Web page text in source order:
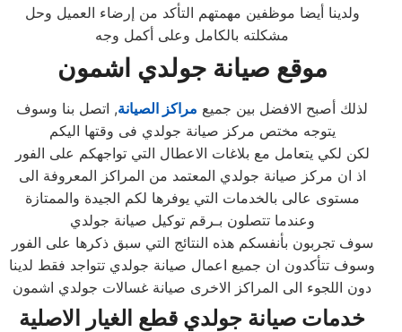
ولدينا أيضا موظفين مهمتهم التأكد من إرضاء العميل وحل
مشكلته بالكامل وعلى أكمل وجه
موقع صيانة جولدي اشمون
لذلك أصبح الافضل بين جميع مراكز الصيانة, اتصل بنا وسوف
يتوجه مختص مركز صيانة جولدي فى وقتها اليكم
لكن لكي يتعامل مع بلاغات الاعطال التي تواجهكم على الفور
اذ ان مركز صيانة جولدي المعتمد من المراكز المعروفة الى
مستوى عالى بالخدمات التي يوفرها لكم الجيدة والممتازة
وعندما تتصلون بـرقم توكيل صيانة جولدي
سوف تجربون بأنفسكم هذه النتائج التي سبق ذكرها على الفور
وسوف تتأكدون ان جميع اعمال صيانة جولدي تتواجد فقط لدينا
دون اللجوء الى المراكز الاخرى صيانة غسالات جولدي اشمون
خدمات صيانة جولدي قطع الغيار الاصلية